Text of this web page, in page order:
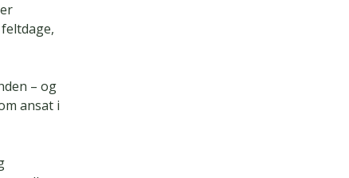
– og
ansat i